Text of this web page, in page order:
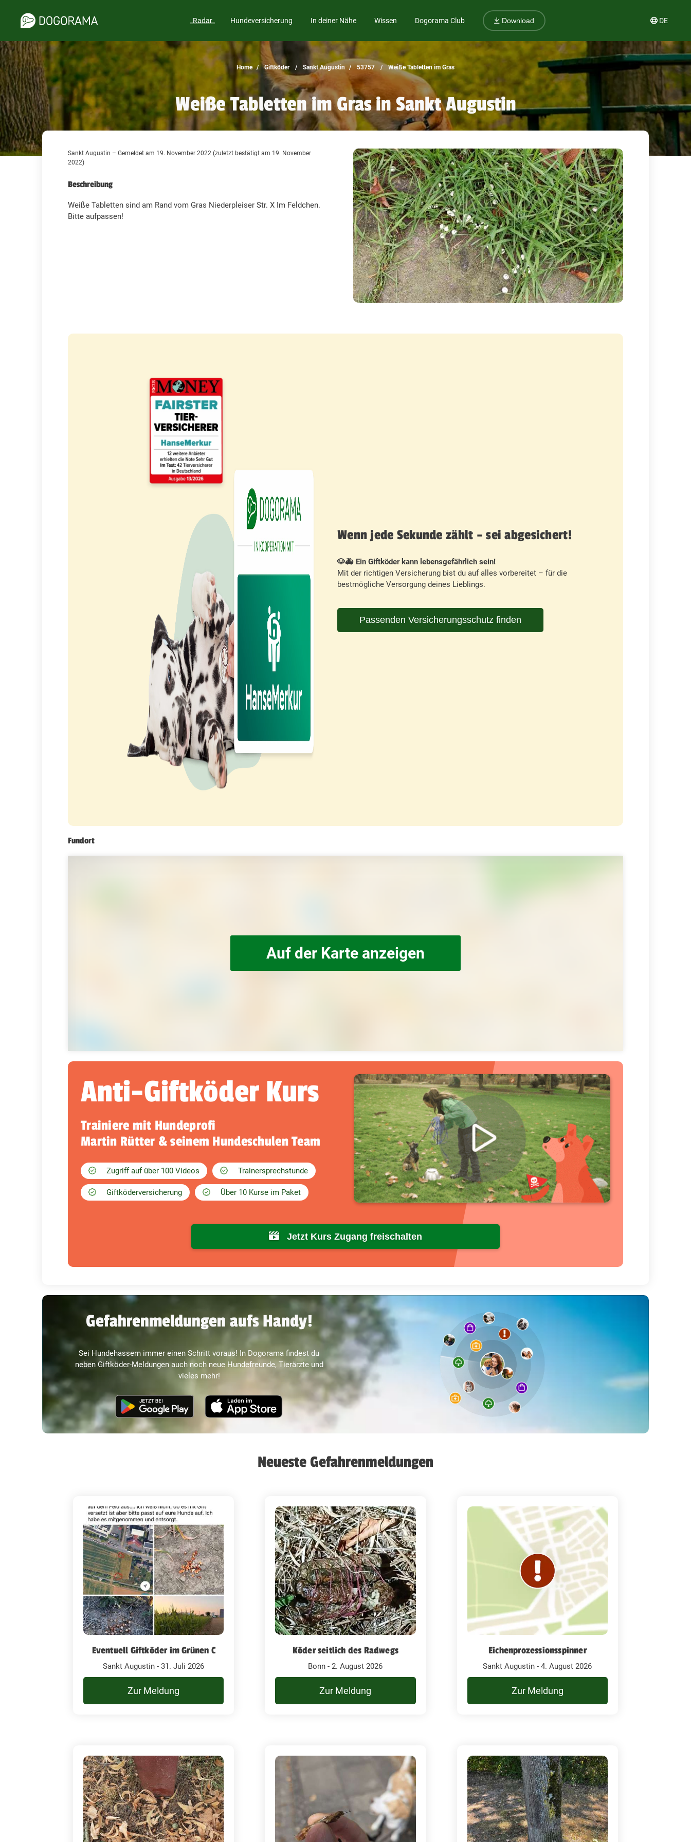
Radar Hundeversicherung In deiner Nähe Wissen Dogorama Club Download DE
Home Giftköder Sankt Augustin 53757 Weiße Tabletten im Gras
Weiße Tabletten im Gras in Sankt Augustin
Sankt Augustin – Gemeldet am 19. November 2022 (zuletzt bestätigt am 19. November
2022)
Beschreibung
Weiße Tabletten sind am Rand vom Gras Niederpleiser Str. X Im Feldchen.
Bitte aufpassen!
Wenn jede Sekunde zählt – sei abgesichert!
🐶🚑 Ein Giftköder kann lebensgefährlich sein!
Mit der richtigen Versicherung bist du auf alles vorbereitet – für die
bestmögliche Versorgung deines Lieblings.
Passenden Versicherungsschutz finden
Fundort
Auf der Karte anzeigen
Anti-Giftköder Kurs
Trainiere mit Hundeprofi
Martin Rütter & seinem Hundeschulen Team
Zugriff auf über 100 Videos Trainersprechstunde
Giftköderversicherung Über 10 Kurse im Paket
Jetzt Kurs Zugang freischalten
Gefahrenmeldungen aufs Handy!
Sei Hundehassern immer einen Schritt voraus! In Dogorama findest du
neben Giftköder-Meldungen auch noch neue Hundefreunde, Tierärzte und
vieles mehr!
Neueste Gefahrenmeldungen
Eventuell Giftköder im Grünen C
Sankt Augustin - 31. Juli 2026
Zur Meldung
Köder seitlich des Radwegs
Bonn - 2. August 2026
Zur Meldung
Eichenprozessionsspinner
Sankt Augustin - 4. August 2026
Zur Meldung